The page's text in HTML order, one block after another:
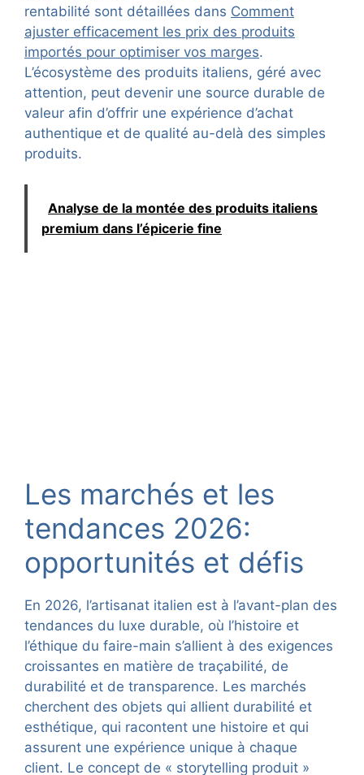
rentabilité sont détaillées dans Comment
ajuster efficacement les prix des produits
importés pour optimiser vos marges.
L’écosystème des produits italiens, géré avec
attention, peut devenir une source durable de
valeur afin d’offrir une expérience d’achat
authentique et de qualité au-delà des simples
produits.
Analyse de la montée des produits italiens
premium dans l’épicerie fine
Les marchés et les
tendances 2026:
opportunités et défis
En 2026, l’artisanat italien est à l’avant-plan des
tendances du luxe durable, où l’histoire et
l’éthique du faire-main s’allient à des exigences
croissantes en matière de traçabilité, de
durabilité et de transparence. Les marchés
cherchent des objets qui allient durabilité et
esthétique, qui racontent une histoire et qui
assurent une expérience unique à chaque
client. Le concept de « storytelling produit »